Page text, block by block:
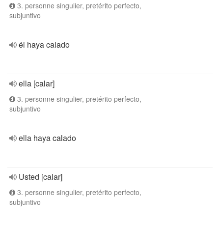
3. personne singulier, pretérito perfecto,
subjuntivo
él haya calado
ella [calar]
3. personne singulier, pretérito perfecto,
subjuntivo
ella haya calado
Usted [calar]
3. personne singulier, pretérito perfecto,
subjuntivo